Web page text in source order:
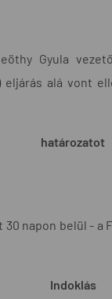
Gyula
eljárás alá vont
határozatot
napon belül - a
Indoklás